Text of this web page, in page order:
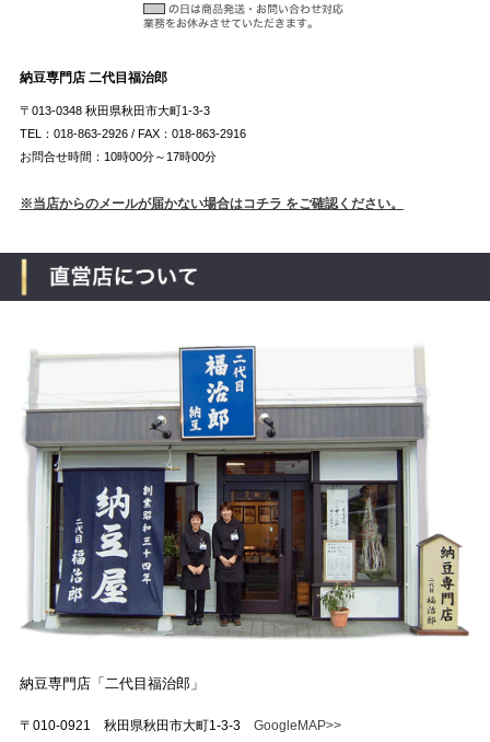
納豆専門店 二代目福治郎
〒013-0348 秋田県秋田市大町1-3-3
TEL：018-863-2926 / FAX：018-863-2916
お問合せ時間：10時00分～17時00分
※当店からのメールが届かない場合はコチラ をご確認ください。
納豆専門店「二代目福治郎」
〒010-0921 秋田県秋田市大町1-3-3 GoogleMAP>>